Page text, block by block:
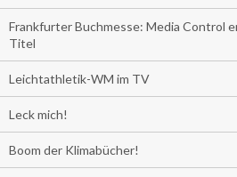
Frankfurter Buchmesse: Media Control
Titel
Leichtathletik-WM im TV
Leck mich!
Boom der Klimabücher!